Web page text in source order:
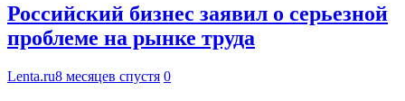
Российский бизнес заявил о серьезной
проблеме на рынке труда
Lenta.ru8 месяцев спустя 0